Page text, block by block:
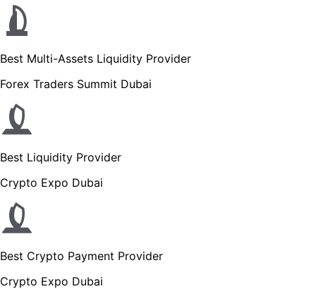
Best Multi-Assets Liquidity Provider
Forex Traders Summit Dubai
Best Liquidity Provider
Crypto Expo Dubai
Best Crypto Payment Provider
Crypto Expo Dubai